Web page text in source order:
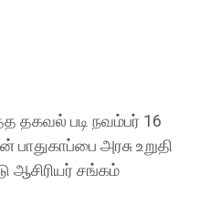
தகவல் படி நவம்பர் 16
அரசு உறுதி
ஆசிரியர் சங்கம்